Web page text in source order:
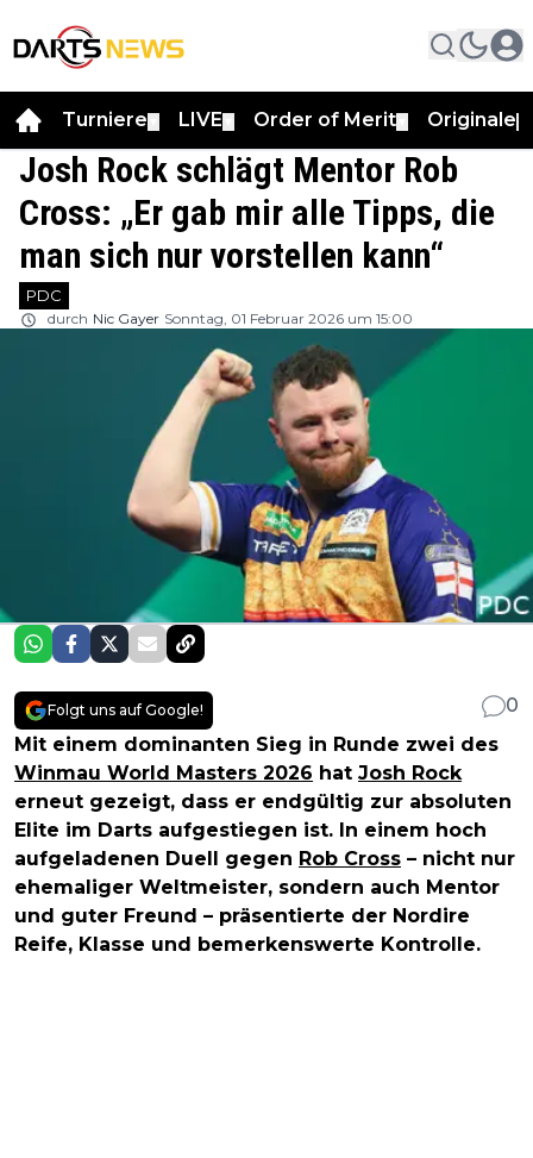
Turniere LIVE Order of Merit Originale
Josh Rock schlägt Mentor Rob
Cross: „Er gab mir alle Tipps, die
man sich nur vorstellen kann“
PDC
durch Nic Gayer Sonntag, 01 Februar 2026 um 15:00
Folgt uns auf Google!
0
Mit einem dominanten Sieg in Runde zwei des
Winmau World Masters 2026 hat Josh Rock
erneut gezeigt, dass er endgültig zur absoluten
Elite im Darts aufgestiegen ist. In einem hoch
aufgeladenen Duell gegen Rob Cross – nicht nur
ehemaliger Weltmeister, sondern auch Mentor
und guter Freund – präsentierte der Nordire
Reife, Klasse und bemerkenswerte Kontrolle.